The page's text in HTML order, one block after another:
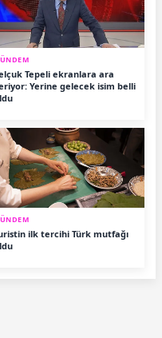
Tepeli ekranlara ara
Yerine gelecek isim belli
ilk tercihi Türk mutfağı